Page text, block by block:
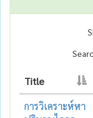
Title
การวิเคราะห์หา